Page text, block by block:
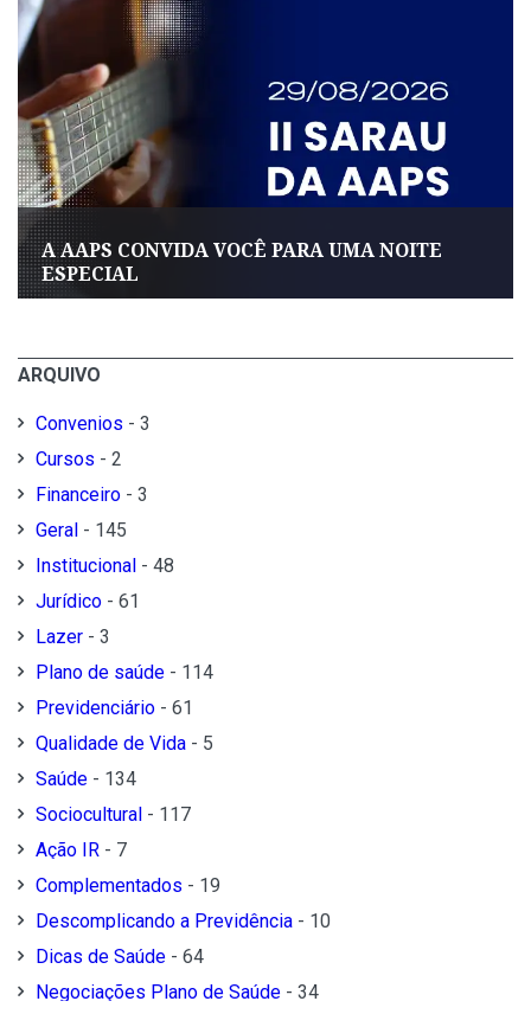
A AAPS CONVIDA VOCÊ PARA UMA NOITE
ESPECIAL
ARQUIVO
Convenios - 3
Cursos - 2
Financeiro - 3
Geral - 145
Institucional - 48
Jurídico - 61
Lazer - 3
Plano de saúde - 114
Previdenciário - 61
Qualidade de Vida - 5
Saúde - 134
Sociocultural - 117
Ação IR - 7
Complementados - 19
Descomplicando a Previdência - 10
Dicas de Saúde - 64
Negociações Plano de Saúde - 34